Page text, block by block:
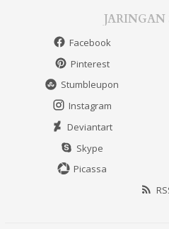
JARINGAN
Facebook
Pinterest
Stumbleupon
Instagram
Deviantart
Skype
Picassa